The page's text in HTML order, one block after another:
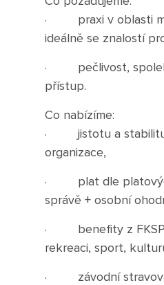
Historie školy
Sponzoři a spolupráce
Boj proti korupci
Školská rada
Výroční zprávy
Videor
Volná místa
Fakultní škola
· praxi v oblasti
ideálně se znalostí
· pečlivost,
přístup.
Co nabízíme:
· jistotu a stabilitu
organizace,
· plat dle
správě + osobní
· benefity z FKSP
rekreaci, sport,
· závodní